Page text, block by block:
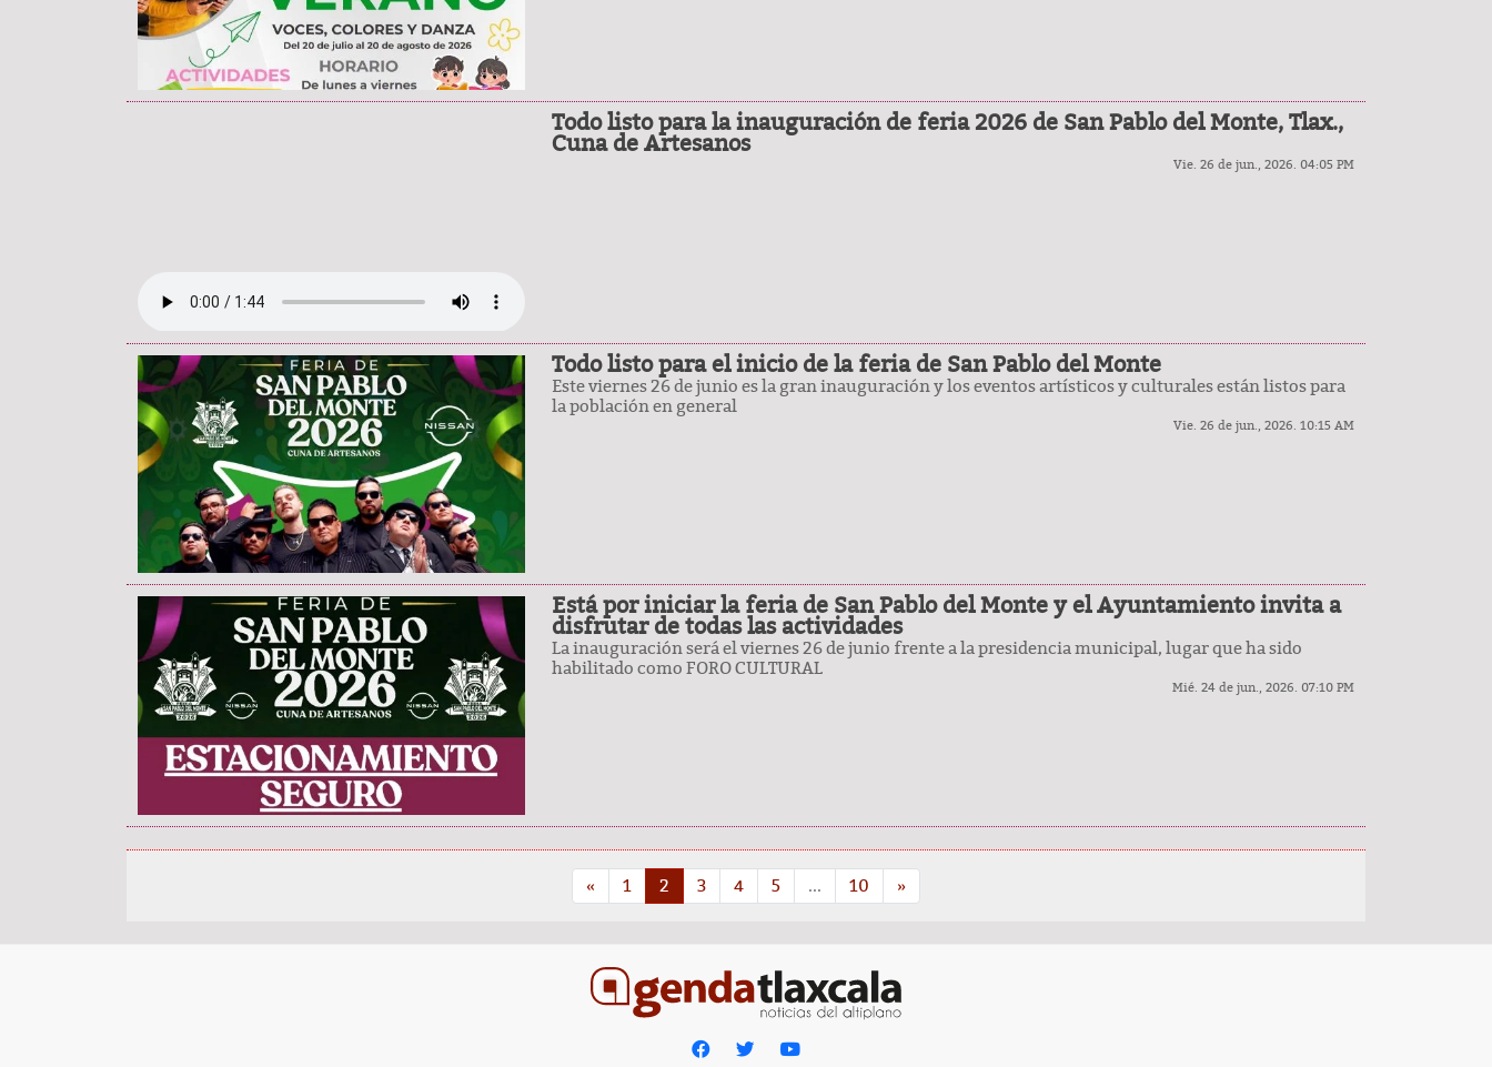
Todo listo para la inauguración de feria 2026 de San Pablo del Monte, Tlax.,
Cuna de Artesanos
Vie. 26 de jun., 2026. 04:05 PM
Todo listo para el inicio de la feria de San Pablo del Monte
Este viernes 26 de junio es la gran inauguración y los eventos artísticos y culturales están listos para
la población en general
Vie. 26 de jun., 2026. 10:15 AM
Está por iniciar la feria de San Pablo del Monte y el Ayuntamiento invita a
disfrutar de todas las actividades
La inauguración será el viernes 26 de junio frente a la presidencia municipal, lugar que ha sido
habilitado como FORO CULTURAL
Mié. 24 de jun., 2026. 07:10 PM
« 1 2 3 4 5 ... 10 »